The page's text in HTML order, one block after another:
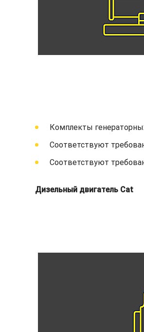
Комплекты
Соответствуют
Соответствуют
Дизельный двигатель Cat